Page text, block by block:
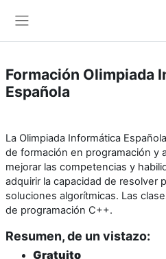
Formación Olimpiada
Española
La Olimpiada Informática
de formación en programación y
mejorar las competencias y
adquirir la capacidad de resolver
soluciones algorítmicas. Las
de programación C++.
Resumen, de un vistazo:
Gratuito